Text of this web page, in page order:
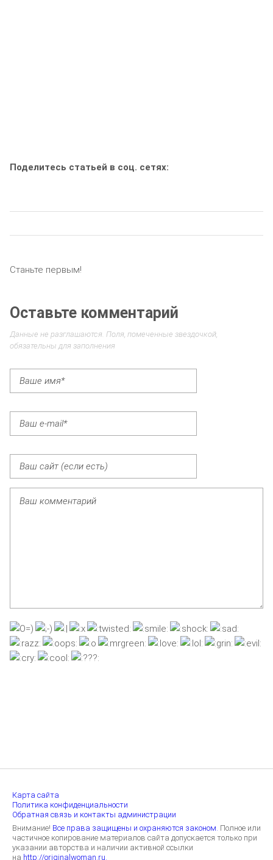
Поделитесь статьей в соц. сетях:
Станьте первым!
Оставьте комментарий
Данные не разглашаются. Поля, помеченные звездочкой,
обязательны для заполнения
Карта сайта
Политика конфиденциальности
Обратная связь и контакты администрации
Внимание! Все права защищены и охраняются законом. Полное или
частичное копирование материалов сайта допускается только при
указании авторства и наличии активной ссылки
на http://originalwoman.ru.